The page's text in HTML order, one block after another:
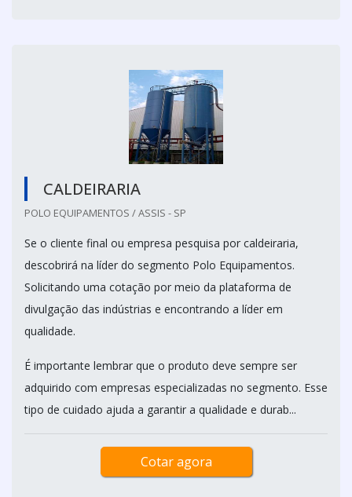
CALDEIRARIA
POLO EQUIPAMENTOS / ASSIS - SP
Se o cliente final ou empresa pesquisa por caldeiraria,
descobrirá na líder do segmento Polo Equipamentos.
Solicitando uma cotação por meio da plataforma de
divulgação das indústrias e encontrando a líder em
qualidade.
É importante lembrar que o produto deve sempre ser
adquirido com empresas especializadas no segmento. Esse
tipo de cuidado ajuda a garantir a qualidade e durab...
Cotar agora